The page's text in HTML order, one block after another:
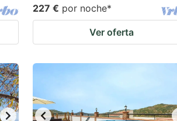
227 € por noche*
Ver oferta